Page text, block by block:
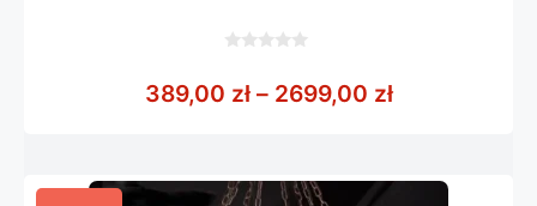
5
389,00 zł – 2699,00 złZakres cen: